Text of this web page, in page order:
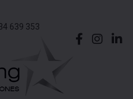
639 353